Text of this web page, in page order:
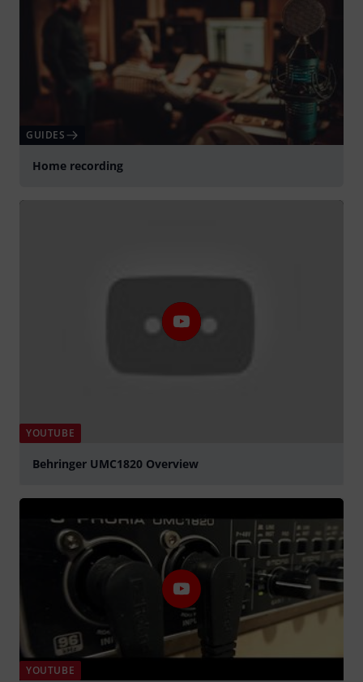
GUIDES
Home recording
YOUTUBE
Behringer UMC1820 Overview
YOUTUBE